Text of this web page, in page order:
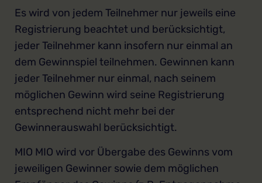
Es wird von jedem Teilnehmer nur jeweils eine
Registrierung beachtet und berücksichtigt,
jeder Teilnehmer kann insofern nur einmal an
dem Gewinnspiel teilnehmen. Gewinnen kann
jeder Teilnehmer nur einmal, nach seinem
möglichen Gewinn wird seine Registrierung
entsprechend nicht mehr bei der
Gewinnerauswahl berücksichtigt.
MIO MIO wird vor Übergabe des Gewinns vom
jeweiligen Gewinner sowie dem möglichen